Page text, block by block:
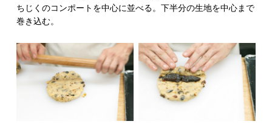
ちじくのコンポートを中心に並べる。下半分の生地を中心まで
巻き込む。